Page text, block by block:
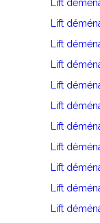
Lift
Lift
Lift
Lift
Lift
Lift
Lift
Lift
Lift
Lift
Lift